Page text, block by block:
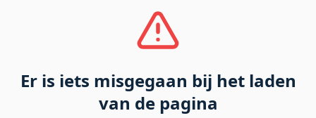
Er is iets misgegaan bij het laden
van de pagina